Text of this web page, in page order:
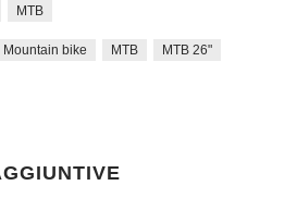
MTB
Mountain bike MTB
MTB 26"